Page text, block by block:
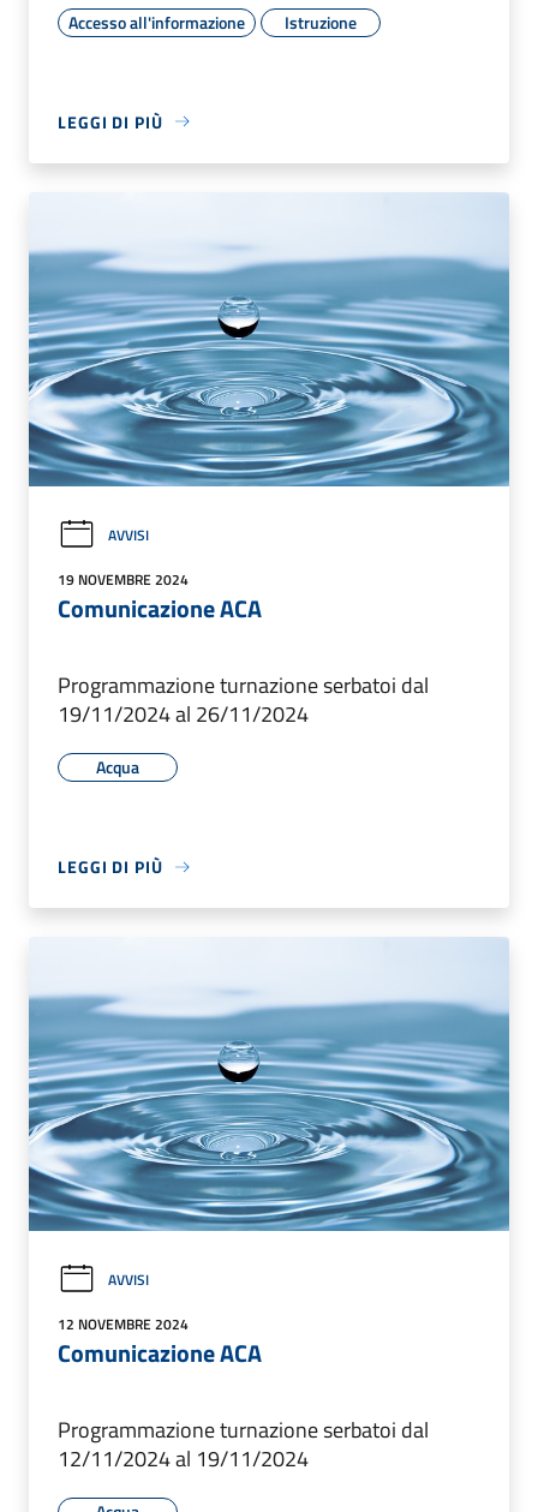
Accesso all'informazione Istruzione
LEGGI DI PIÙ
AVVISI
19 NOVEMBRE 2024
Comunicazione ACA
Programmazione turnazione serbatoi dal
19/11/2024 al 26/11/2024
Acqua
LEGGI DI PIÙ
AVVISI
12 NOVEMBRE 2024
Comunicazione ACA
Programmazione turnazione serbatoi dal
12/11/2024 al 19/11/2024